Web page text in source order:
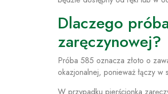
Dlaczego
zaręczynowej?
Próba 585 oznacza złoto o
okazjonalnej, ponieważ łączy w